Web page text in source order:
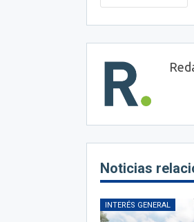
Noticias
INTERÉS GENERAL